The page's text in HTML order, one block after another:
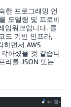
한 프로그래밍 언
모델링 및 프로비
임워크입니다. 클
드 기반 인프라,
하면서 AWS
하셨을 것 같습니
라를 JSON 또는